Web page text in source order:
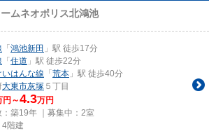
ームネオポリス北鴻池
「 鴻池新田 」駅 徒歩17分
「 住道 」駅 徒歩22分
はんな線 「 荒本 」駅 徒歩40分
大東市灰塚 ５丁目
円～4.3万円
築19年 ｜募集中： 2室
4階建